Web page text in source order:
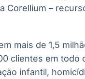
Corellium –
mais de 1,5
clientes em
infantil,